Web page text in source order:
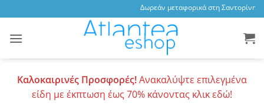
to
content
Δωρεάν μεταφορικά στη Σαντορίνη,
Καλοκαιρινές Προσφορές!Ανακαλύψτε επιλεγμένα
είδη με έκπτωση έως 70% κάνοντας κλικ εδώ!